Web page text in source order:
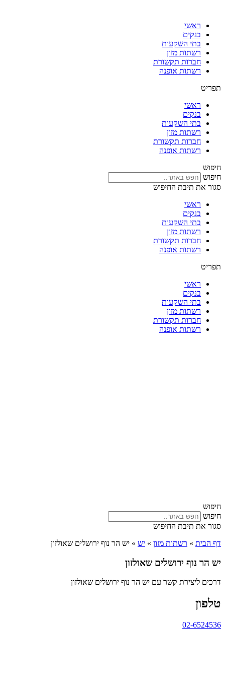
ראשי
בנקים
בתי השקעות
רשתות מזון
חברות תקשורת
רשתות אופנה
תפריט
ראשי
בנקים
בתי השקעות
רשתות מזון
חברות תקשורת
רשתות אופנה
חיפוש
חיפוש
סגור את תיבת החיפוש
ראשי
בנקים
בתי השקעות
רשתות מזון
חברות תקשורת
רשתות אופנה
תפריט
ראשי
בנקים
בתי השקעות
רשתות מזון
חברות תקשורת
רשתות אופנה
חיפוש
חיפוש
סגור את תיבת החיפוש
דף הבית » רשתות מזון » יש » יש הר נוף ירושלים שאולזון
יש הר נוף ירושלים שאולזון
דרכים ליצירת קשר עם יש הר נוף ירושלים שאולזון
טלפון
02-6524536